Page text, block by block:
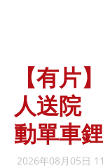
【有片
人送院
動單車
2026年08月05日